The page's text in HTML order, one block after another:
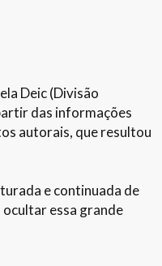
Deic (Divisão
das informações
autorais, que resultou
e continuada de
essa grande